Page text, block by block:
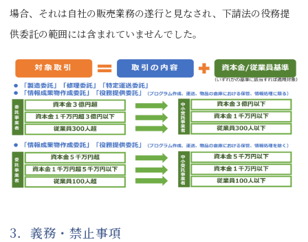
場合、それは自社の販売業務の遂行と見なされ、下請法の役務提
供委託の範囲には含まれていませんでした。
3．義務・禁止事項